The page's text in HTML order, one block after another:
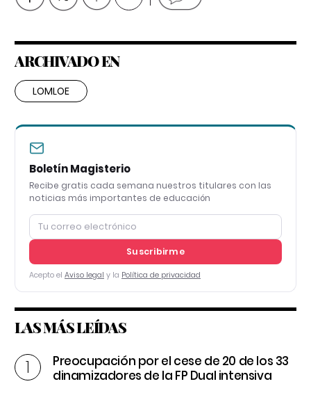
ARCHIVADO EN
LOMLOE
Boletín Magisterio
Recibe gratis cada semana nuestros titulares con las
noticias más importantes de educación
Suscribirme
Acepto el Aviso legal y la Política de privacidad
LAS MÁS LEÍDAS
Preocupación por el cese de 20 de los 33
dinamizadores de la FP Dual intensiva